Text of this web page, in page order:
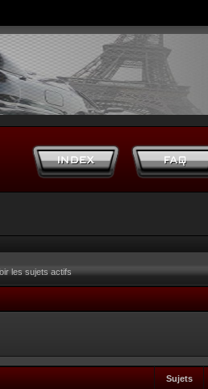
les sujets actifs
Sujets